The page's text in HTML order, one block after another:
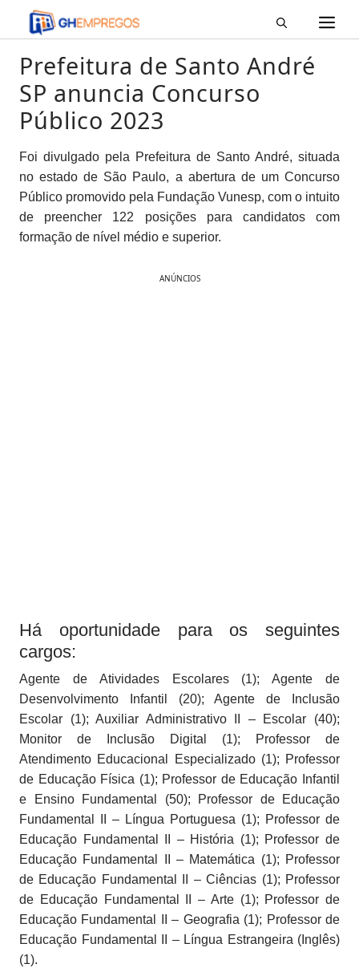
Pular
para
conteúdo
Prefeitura de Santo André
SP anuncia Concurso
Público 2023
Foi divulgado pela Prefeitura de Santo André, situada
no estado de São Paulo, a abertura de um Concurso
Público promovido pela Fundação Vunesp, com o intuito
de preencher 122 posições para candidatos com
formação de nível médio e superior.
ANÚNCIOS
Há oportunidade para os seguintes
cargos:
Agente de Atividades Escolares (1); Agente de
Desenvolvimento Infantil (20); Agente de Inclusão
Escolar (1); Auxiliar Administrativo II – Escolar (40);
Monitor de Inclusão Digital (1); Professor de
Atendimento Educacional Especializado (1); Professor
de Educação Física (1); Professor de Educação Infantil
e Ensino Fundamental (50); Professor de Educação
Fundamental II – Língua Portuguesa (1); Professor de
Educação Fundamental II – História (1); Professor de
Educação Fundamental II – Matemática (1); Professor
de Educação Fundamental II – Ciências (1); Professor
de Educação Fundamental II – Arte (1); Professor de
Educação Fundamental II – Geografia (1); Professor de
Educação Fundamental II – Língua Estrangeira (Inglês)
(1).